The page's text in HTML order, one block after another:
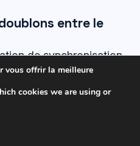
entre le
de synchronisation
de nommage
avant l’envoi
projet.
vous offrir la meilleure
cookies we are using or